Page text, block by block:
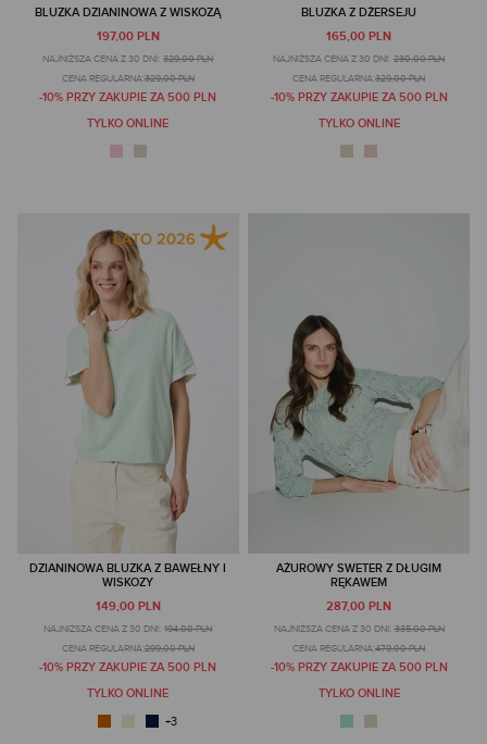
BLUZKA DZIANINOWA Z WISKOZĄ
197,00 PLN
NAJNIŻSZA CENA Z 30 DNI: 329,00 PLN
CENA REGULARNA:329,00 PLN
-10% PRZY ZAKUPIE ZA 500 PLN
TYLKO ONLINE
BLUZKA Z DŻERSEJU
165,00 PLN
NAJNIŻSZA CENA Z 30 DNI: 230,00 PLN
CENA REGULARNA:329,00 PLN
-10% PRZY ZAKUPIE ZA 500 PLN
TYLKO ONLINE
DZIANINOWA BLUZKA Z BAWEŁNY I
WISKOZY
149,00 PLN
NAJNIŻSZA CENA Z 30 DNI: 194,00 PLN
CENA REGULARNA:299,00 PLN
-10% PRZY ZAKUPIE ZA 500 PLN
TYLKO ONLINE
AŻUROWY SWETER Z DŁUGIM
RĘKAWEM
287,00 PLN
NAJNIŻSZA CENA Z 30 DNI: 335,00 PLN
CENA REGULARNA:479,00 PLN
-10% PRZY ZAKUPIE ZA 500 PLN
TYLKO ONLINE